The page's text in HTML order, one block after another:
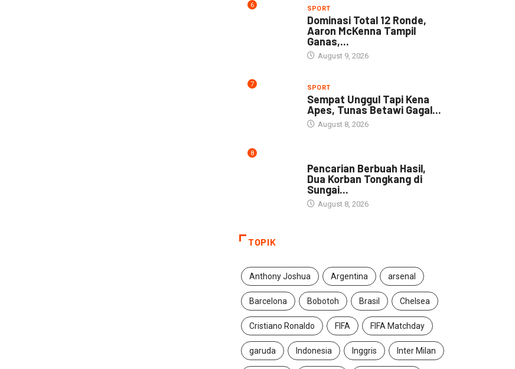
6 SPORT
Dominasi Total 12 Ronde,
Aaron McKenna Tampil
Ganas,...
August 9, 2026
7 SPORT
Sempat Unggul Tapi Kena
Apes, Tunas Betawi Gagal...
August 8, 2026
8
Pencarian Berbuah Hasil,
Dua Korban Tongkang di
Sungai...
August 8, 2026
TOPIK
Anthony Joshua Argentina arsenal
Barcelona Bobotoh Brasil Chelsea
Cristiano Ronaldo FIFA FIFA Matchday
garuda Indonesia Inggris Inter Milan